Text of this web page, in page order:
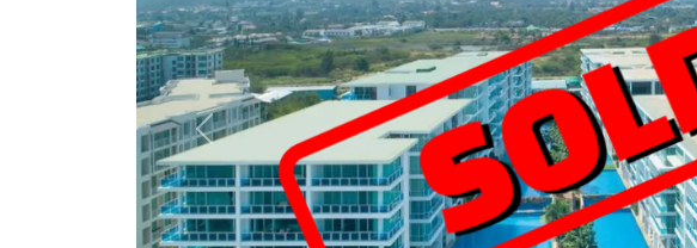
Previous